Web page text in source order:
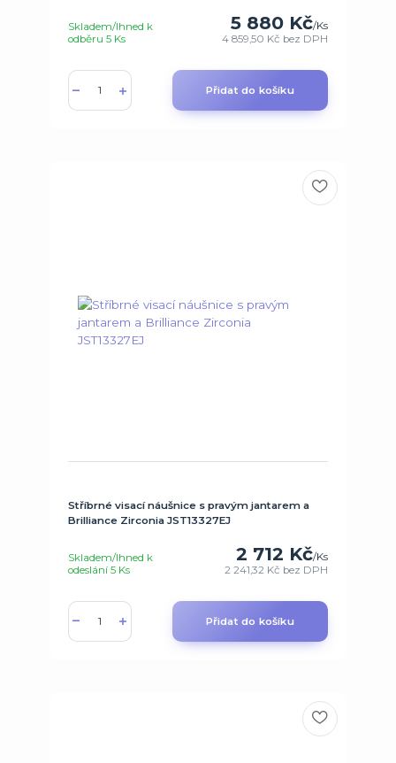
5 880 Kč/Ks
4 859,50 Kč bez DPH
Skladem/Ihned k
odběru 5 Ks
Přidat do košíku
Stříbrné visací náušnice s pravým jantarem a
Brilliance Zirconia JST13327EJ
2 712 Kč/Ks
2 241,32 Kč bez DPH
Skladem/Ihned k
odeslání 5 Ks
Přidat do košíku